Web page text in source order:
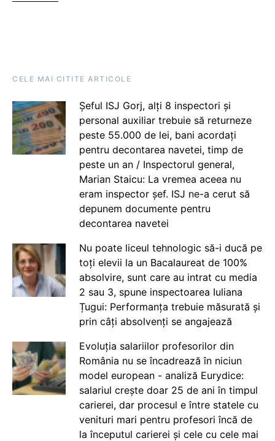
CELE MAI CITITE ARTICOLE
Șeful ISJ Gorj, alți 8 inspectori și
personal auxiliar trebuie să returneze
peste 55.000 de lei, bani acordați
pentru decontarea navetei, timp de
peste un an / Inspectorul general,
Marian Staicu: La vremea aceea nu
eram inspector șef. ISJ ne-a cerut să
depunem documente pentru
decontarea navetei
Nu poate liceul tehnologic să-i ducă pe
toți elevii la un Bacalaureat de 100%
absolvire, sunt care au intrat cu media
2 sau 3, spune inspectoarea Iuliana
Țugui: Performanța trebuie măsurată și
prin câți absolvenți se angajează
Evoluția salariilor profesorilor din
România nu se încadrează în niciun
model european - analiză Eurydice:
salariul crește doar 25 de ani în timpul
carierei, dar procesul e între statele cu
venituri mari pentru profesori încă de
la începutul carierei și cele cu cele mai